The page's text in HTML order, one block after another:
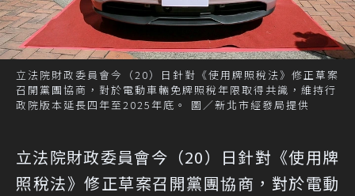
立法院財政委員會今（20）日針對《使用牌照稅法》修正草案
召開黨團協商，對於電動車輛免牌照稅年限取得共識，維持行
政院版本延長四年至2025年底。 圖／新北市經發局提供
立法院財政委員會今（20）日針對《使用牌
照稅法》修正草案召開黨團協商，對於電動